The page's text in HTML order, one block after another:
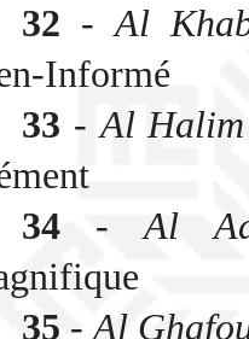
32 - Al
Informé
33 - Al Halim
34 -Al
35 -Al